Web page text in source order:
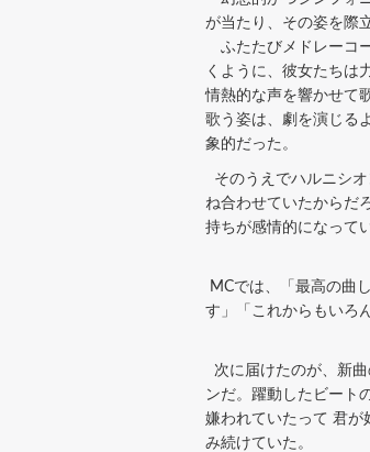
が当たり、その姿を際
ふたたびメドレーコ
くように、彼女たちは
情熱的な声を響かせて
歌う姿は、劇を演じる
象的だった。
そのうえでハルニシ
ね合わせていたからだ
持ちが感情的になって
MCでは、「最高の曲
す」「これからもいろ
次に届けたのが、新
ンだ。躍動したビート
嫌われていたって 君が
み続けていた。